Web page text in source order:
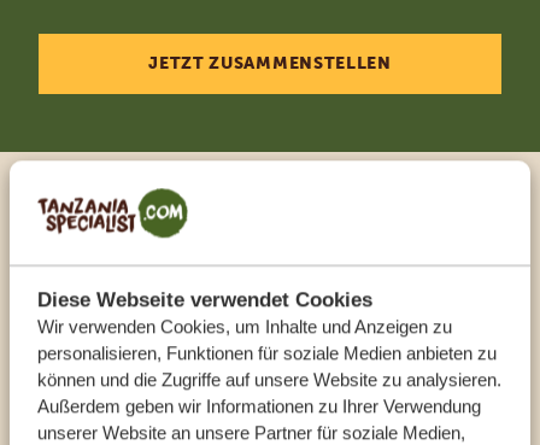
Diese Webseite verwendet Cookies
Wir verwenden Cookies, um Inhalte und Anzeigen zu
personalisieren, Funktionen für soziale Medien anbieten zu
können und die Zugriffe auf unsere Website zu analysieren.
Außerdem geben wir Informationen zu Ihrer Verwendung
unserer Website an unsere Partner für soziale Medien,
JETZT ZUSAMMENSTELLEN
Sprechen Sie mit einem
Reiseberater
UNSERE EXPERTEN HELFEN IHNEN GERN
+494087407061